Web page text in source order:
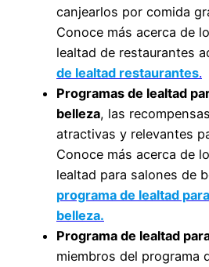
canjearlos por comida
Conoce más acerca de
lealtad de restaurantes
de lealtad restaurantes.
Programas de lealtad
belleza, las
atractivas y relevantes
Conoce más acerca de
lealtad para salones de
programa de lealtad
belleza.
Programa de lealtad
miembros del programa